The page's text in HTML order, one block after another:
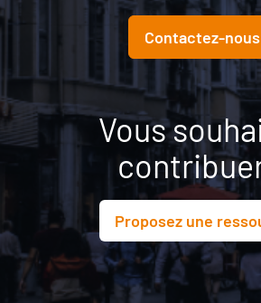
ambition politique en projet
Contactez-nous
Vous
Proposez une